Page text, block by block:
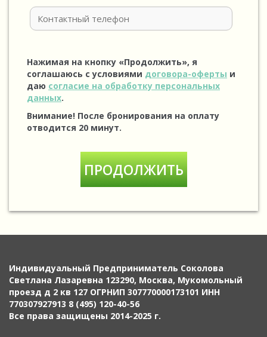
Нажимая на кнопку «Продолжить», я
соглашаюсь с условиями договора-оферты и
даю согласие на обработку персональных
данных.
Внимание! После бронирования на оплату
отводится 20 минут.
Индивидуальный Предприниматель Соколова
Светлана Лазаревна 123290, Москва, Мукомольный
проезд д 2 кв 127 ОГРНИП 307770000173101 ИНН
770307927913 8 (495) 120-40-56
Все права защищены 2014-2025 г.